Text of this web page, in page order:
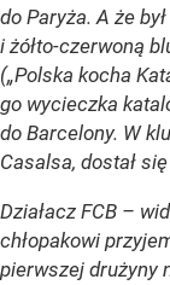
do Paryża. A że
i żółto-czerwoną
(„Polska kocha
go wycieczka
do Barcelony. W
Casalsa, dostał
Działacz FCB –
chłopakowi
pierwszej drużyny